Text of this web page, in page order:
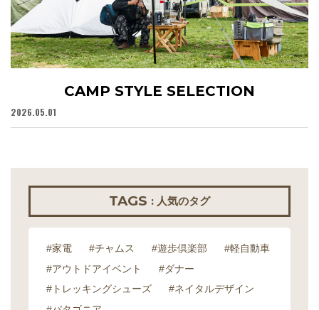
CAMP STYLE SELECTION
2026.05.01
TAGS : 人気のタグ
#家電 #チャムス #遊歩倶楽部
#軽自動車
#アウトドアイベント
#ダナー
#トレッキングシューズ
#ネイタルデザイン